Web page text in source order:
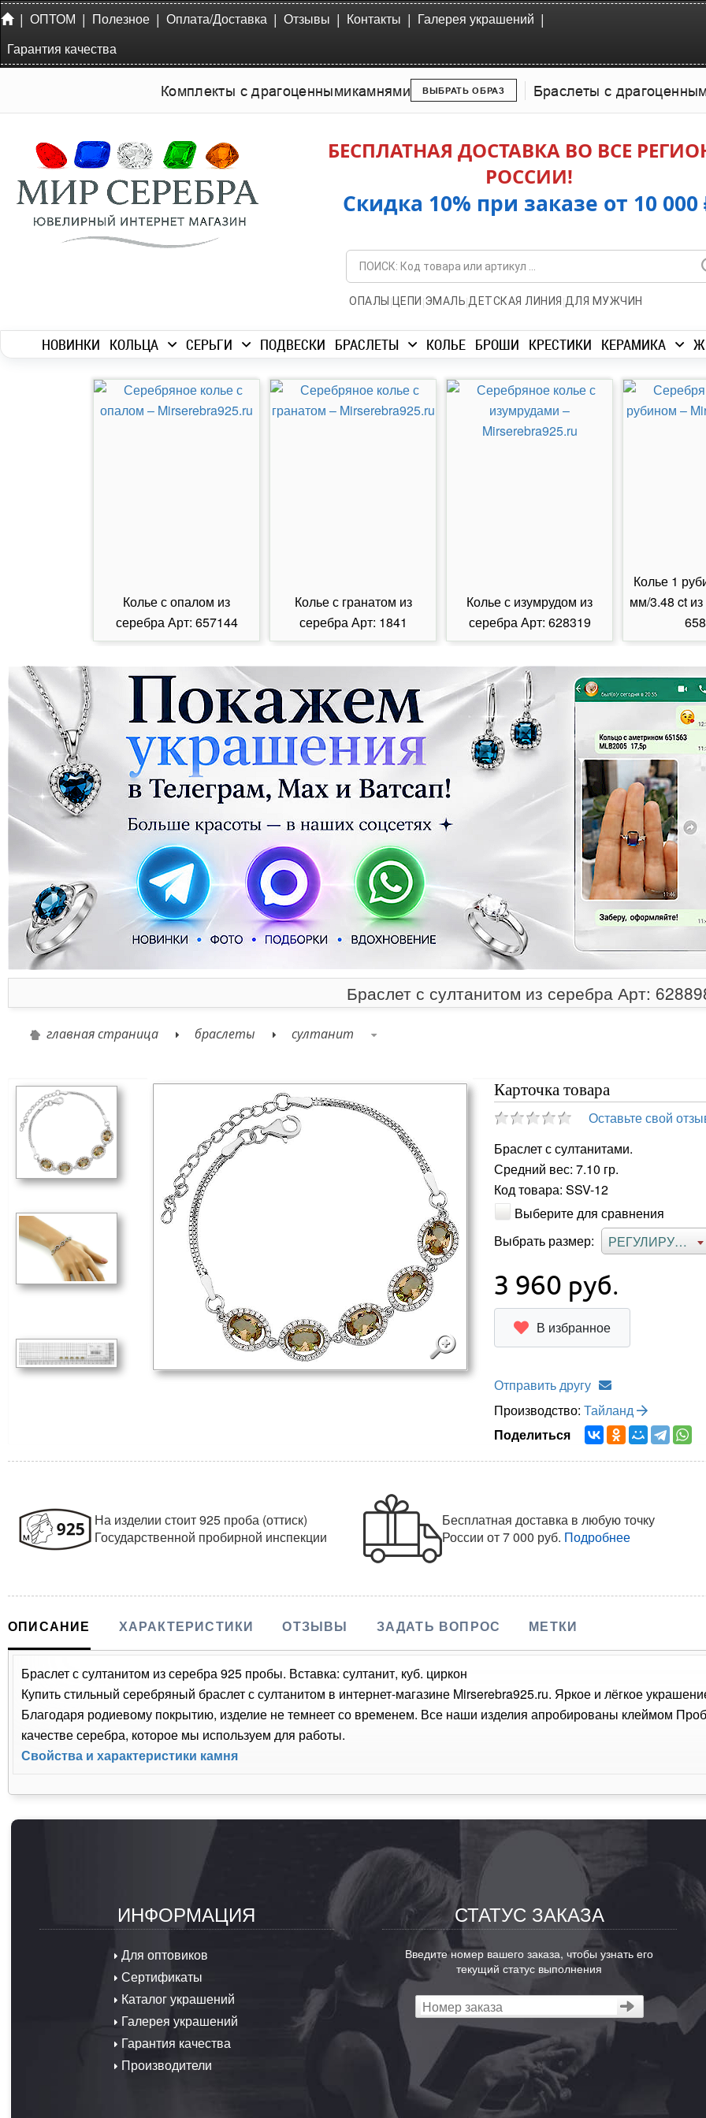
| ОПТОМ | Полезное | Оплата/Доставка | Отзывы | Контакты | Галерея украшений |
Гарантия качества
Комплекты с драгоценнымикамнями ВЫБРАТЬ ОБРАЗ Браслеты с
БЕСПЛАТНАЯ ДОСТАВКА ВО ВСЕ
РОССИИ!
Скидка 10% при заказе от 10 000
ОПАЛЫ | ЦЕПИ |ЭМАЛЬ|ДЕТСКАЯ ЛИНИЯ |ДЛЯ МУЖЧИН
НОВИНКИ КОЛЬЦА СЕРЬГИ ПОДВЕСКИ БРАСЛЕТЫ КОЛЬЕ БРОШИ КРЕСТИКИ КЕРАМИКА
Колье с опалом из
серебра Арт: 657144
Колье с гранатом из
серебра Арт: 1841
Колье с изумрудом из
серебра Арт: 628319
Колье 1
мм/3.48 ct
Браслет с султанитом из серебра Арт:
главная страница браслеты султанит
Карточка товара
Оставьте свой
Браслет с султанитами.
Средний вес: 7.10 гр.
Код товара: SSV-12
Выберите для сравнения
Выбрать размер:
РЕГУЛИРУЕМЫЙ
3 960 руб.
В избранное
Отправить другу
Производство: Тайланд
Поделиться
На изделии стоит 925 проба (оттиск)
Государственной пробирной инспекции
Бесплатная доставка в любую точку
Россииот 7 000 руб. Подробнее
ОПИСАНИЕ ХАРАКТЕРИСТИКИ ОТЗЫВЫ ЗАДАТЬ ВОПРОС МЕТКИ
Браслет с султанитом из серебра 925 пробы. Вставка: султанит, куб. циркон
Купить стильный серебряный браслет с султанитом в интернет-магазине Mirserebra925.ru. Яркое и лёгкое
Благодаря родиевому покрытию, изделие не темнеет со временем. Все наши изделия апробированы клеймом
качестве серебра, которое мы используем для работы.
Свойства и характеристики камня
ИНФОРМАЦИЯ
Для оптовиков
Сертификаты
Каталог украшений
Галерея украшений
Гарантия качества
Производители
СТАТУС ЗАКАЗА
Введите номер вашего заказа, чтобы узнать его
текущий статус выполнения